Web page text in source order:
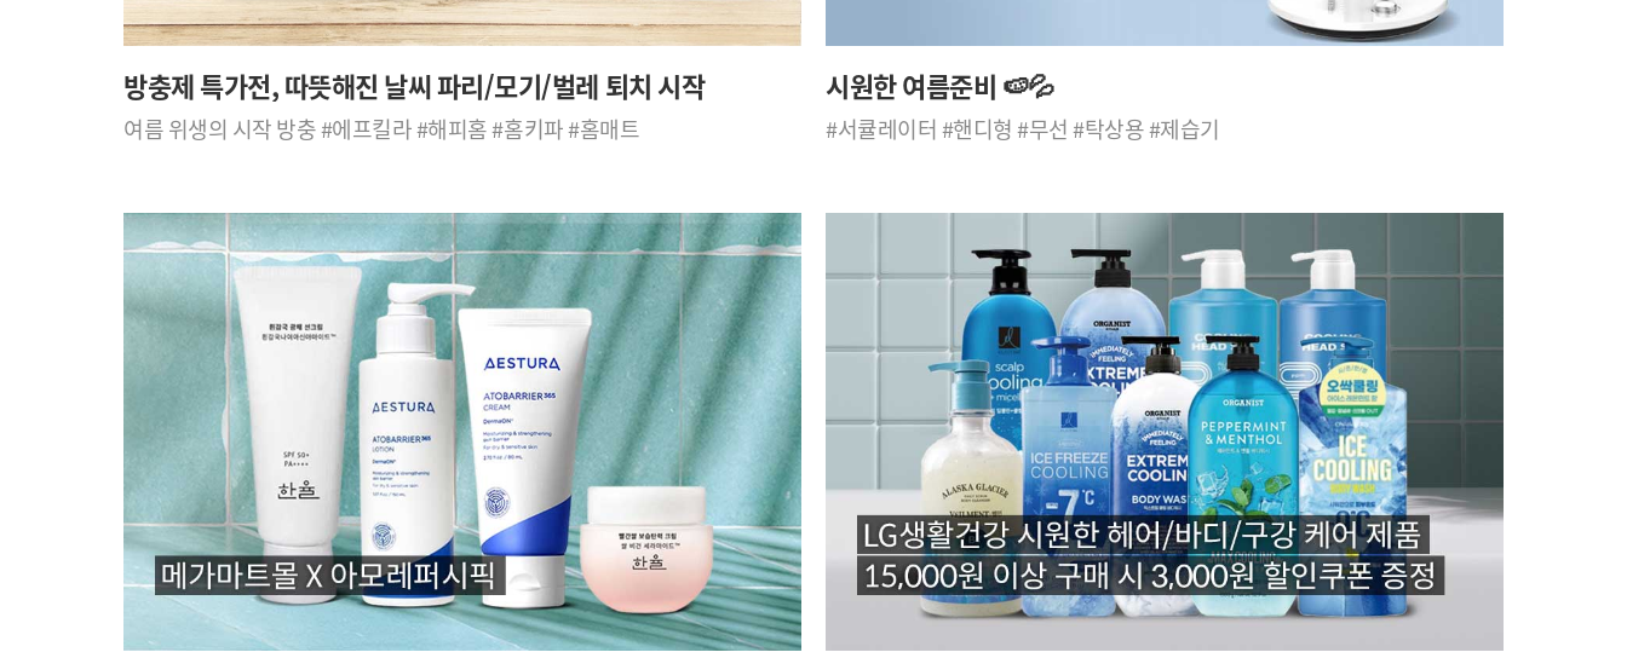
방충제 특가전, 따뜻해진 날씨 파리/모기/벌레 퇴치 시작
여름 위생의 시작 방충 #에프킬라 #해피홈 #홈키파 #홈매트
시원한 여름준비 🍉💦
#서큘레이터 #핸디형 #무선 #탁상용 #제습기